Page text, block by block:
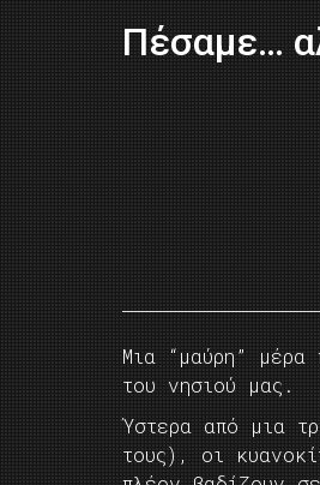
Πέσαμε…
Μια “μαύρη” μέρα
του νησιού μας.
Ύστερα από μια
τους), οι